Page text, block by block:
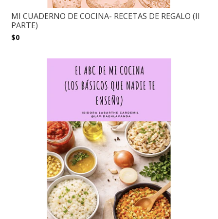
MI CUADERNO DE COCINA- RECETAS DE REGALO (II
PARTE)
$0